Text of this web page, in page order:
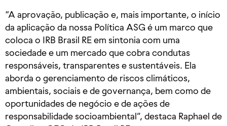
“A aprovação, publicação e, mais importante, o início
da aplicação da nossa Política ASG é um marco que
coloca o IRB Brasil RE em sintonia com uma
sociedade e um mercado que cobra condutas
responsáveis, transparentes e sustentáveis. Ela
aborda o gerenciamento de riscos climáticos,
ambientais, sociais e de governança, bem como de
oportunidades de negócio e de ações de
responsabilidade socioambiental”, destaca Raphael de